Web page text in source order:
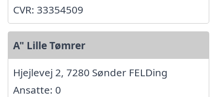
CVR: 33354509
A" Lille Tømrer
Hjejlevej 2, 7280 Sønder FELDing
Ansatte: 0